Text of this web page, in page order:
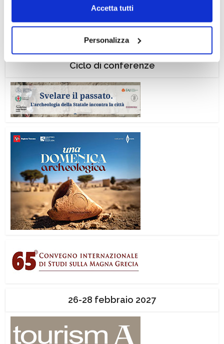
Chiudendo il banner tramite la “X” prosegui la
dei soli cookie tecnici. Selezionando “Accetta tutti” presti
il tuo consenso alla profilazione che potrai revocare in
ogni momentoRevoca
Accetta tutti
Personalizza
Ciclo di conferenze
26-28 febbraio 2027